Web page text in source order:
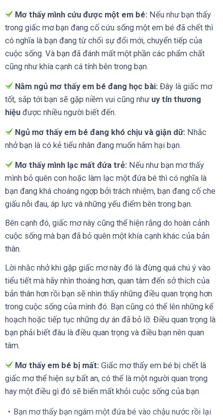
Mơ thấy mình cứu được một em bé: Nếu như bạn thấy
trong giấc mơ bạn đang cố cứu sống một em bé đã chết thì
có nghĩa là bạn đang từ chối sự đổi mới, chuyển tiếp của
cuộc sống. Và bạn đã đánh mất một phần các phẩm chất
cũng như khía cạnh cá tính bên trong bạn.
Nằm ngủ mơ thấy em bé đang học bài: Đây là giấc mơ
tốt, sắp tới bạn sẽ gặp niềm vui cũng như uy tín thương
hiệu được nhiều người biết đến.
Ngủ mơ thấy em bé đang khó chịu và giận dữ: Nhắc
nhở bạn là có kẻ tiểu nhân đang muốn hãm hại bạn.
Mơ thấy mình lạc mất đứa trẻ: Nếu như bạn mơ thấy
mình bỏ quên con hoặc làm lạc một đứa bé thì có nghĩa là
bạn đang khá choáng ngợp bởi trách nhiệm, bạn đang cố che
giấu nỗi đau, áp lực và những yếu điểm bên trong bạn.
Bên cạnh đó, giấc mơ này cũng thể hiện rằng do hoàn cảnh
cuộc sống mà bạn đã bỏ quên một khía cạnh khác của bản
thân.
Lời nhắc nhở khi gặp giấc mơ này đó là đừng quá chú ý vào
tiểu tiết mà hãy nhìn thoáng hơn, quan tâm đến sở thích của
bản thân hơn rồi bạn sẽ nhìn thấy những điều quan trọng hơn
trong cuộc sống của mình đó. Bạn cũng có thể lên những kế
hoạch hoặc tiếp tục những dự án đã bỏ lỡ. Điều quan trọng là
bạn phải biết đâu là điều quan trọng và điều bạn nên quan
tâm.
Mơ thấy em bé bị mất: Giấc mơ thấy em bé bị chết là
giấc mơ thể hiện sự bất an, có thể là một người quan trọng
hay một điều gì đó sẽ biến mất khỏi cuộc sống của bạn
Bạn mơ thấy bạn ngâm một đứa bé vào chậu nước rồi lại